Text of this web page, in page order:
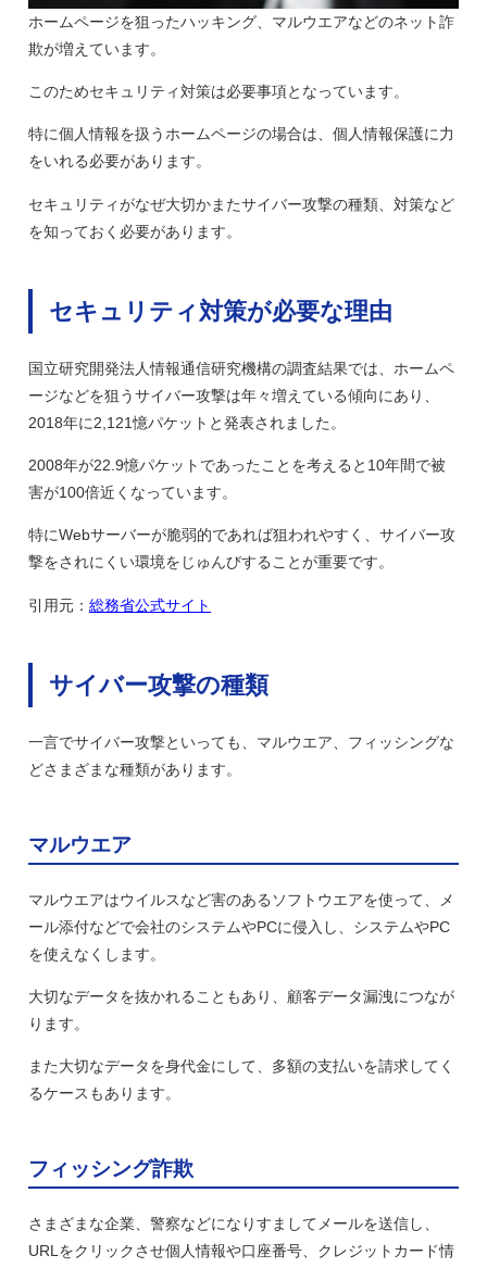
ホームページを狙ったハッキング、マルウエアなどのネット詐
欺が増えています。
このためセキュリティ対策は必要事項となっています。
特に個人情報を扱うホームページの場合は、個人情報保護に力
をいれる必要があります。
セキュリティがなぜ大切かまたサイバー攻撃の種類、対策など
を知っておく必要があります。
セキュリティ対策が必要な理由
国立研究開発法人情報通信研究機構の調査結果では、ホームペ
ージなどを狙うサイバー攻撃は年々増えている傾向にあり、
2018年に2,121憶パケットと発表されました。
2008年が22.9憶パケットであったことを考えると10年間で被
害が100倍近くなっています。
特にWebサーバーが脆弱的であれば狙われやすく、サイバー攻
撃をされにくい環境をじゅんびすることが重要です。
引用元：総務省公式サイト
サイバー攻撃の種類
一言でサイバー攻撃といっても、マルウエア、フィッシングな
どさまざまな種類があります。
マルウエア
マルウエアはウイルスなど害のあるソフトウエアを使って、メ
ール添付などで会社のシステムやPCに侵入し、システムやPC
を使えなくします。
大切なデータを抜かれることもあり、顧客データ漏洩につなが
ります。
また大切なデータを身代金にして、多額の支払いを請求してく
るケースもあります。
フィッシング詐欺
さまざまな企業、警察などになりすましてメールを送信し、
URLをクリックさせ個人情報や口座番号、クレジットカード情